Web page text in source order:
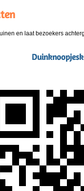
en laat bezoekers